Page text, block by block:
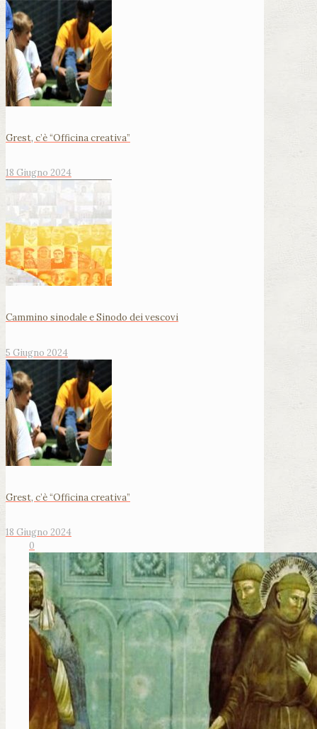
Grest, c’è “Officina creativa”
18 Giugno 2024
Cammino sinodale e Sinodo dei vescovi
5 Giugno 2024
Grest, c’è “Officina creativa”
18 Giugno 2024
0